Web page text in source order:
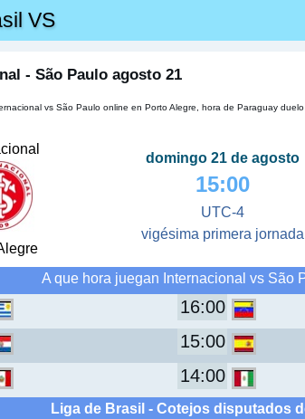
VS
- São Paulo agosto 21
vs São Paulo online en Porto Alegre, hora de Paraguay
domingo 21 de agosto
15:00
UTC-4
vigésima primera jornada
A que hora juegan Internacional vs São
16:00
15:00
14:00
Liga de Brasil - Cotejos disputados
▶ Ver más